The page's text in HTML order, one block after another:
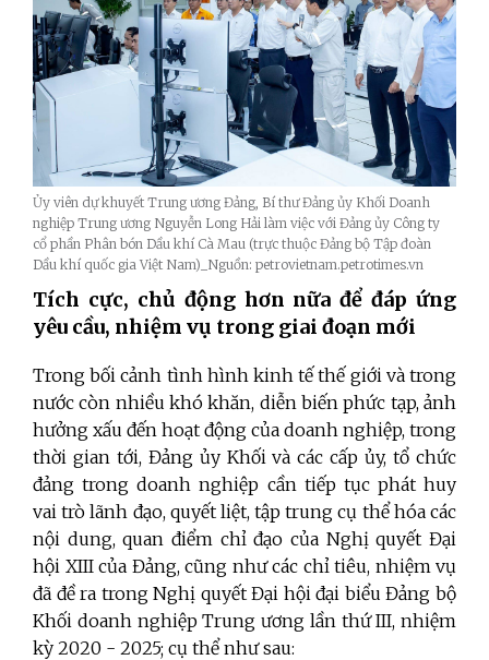
Ủy viên dự khuyết Trung ương Đảng, Bí thư Đảng ủy Khối Doanh
nghiệp Trung ương Nguyễn Long Hải làm việc với Đảng ủy Công ty
cổ phần Phân bón Dầu khí Cà Mau (trực thuộc Đảng bộ Tập đoàn
Dầu khí quốc gia Việt Nam)_Nguồn: petrovietnam.petrotimes.vn
Tích cực, chủ động hơn nữa để đáp ứng
yêu cầu, nhiệm vụ trong giai đoạn mới
Trong bối cảnh tình hình kinh tế thế giới và trong
nước còn nhiều khó khăn, diễn biến phức tạp, ảnh
hưởng xấu đến hoạt động của doanh nghiệp, trong
thời gian tới, Đảng ủy Khối và các cấp ủy, tổ chức
đảng trong doanh nghiệp cần tiếp tục phát huy
vai trò lãnh đạo, quyết liệt, tập trung cụ thể hóa các
nội dung, quan điểm chỉ đạo của Nghị quyết Đại
hội XIII của Đảng, cũng như các chỉ tiêu, nhiệm vụ
đã đề ra trong Nghị quyết Đại hội đại biểu Đảng bộ
Khối doanh nghiệp Trung ương lần thứ III, nhiệm
kỳ 2020 - 2025; cụ thể như sau: